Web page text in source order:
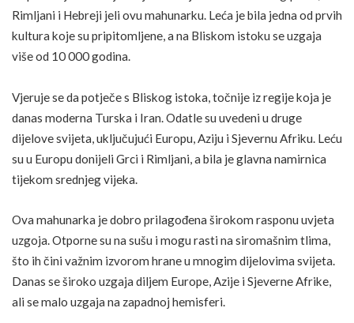
Rimljani i Hebreji jeli ovu mahunarku. Leća je bila jedna od prvih
kultura koje su pripitomljene, a na Bliskom istoku se uzgaja
više od 10 000 godina.
Vjeruje se da potječe s Bliskog istoka, točnije iz regije koja je
danas moderna Turska i Iran. Odatle su uvedeni u druge
dijelove svijeta, uključujući Europu, Aziju i Sjevernu Afriku. Leću
su u Europu donijeli Grci i Rimljani, a bila je glavna namirnica
tijekom srednjeg vijeka.
Ova mahunarka je dobro prilagođena širokom rasponu uvjeta
uzgoja. Otporne su na sušu i mogu rasti na siromašnim tlima,
što ih čini važnim izvorom hrane u mnogim dijelovima svijeta.
Danas se široko uzgaja diljem Europe, Azije i Sjeverne Afrike,
ali se malo uzgaja na zapadnoj hemisferi.